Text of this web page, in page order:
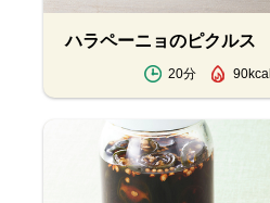
ハラペーニョのピクルス
20分 90kcal